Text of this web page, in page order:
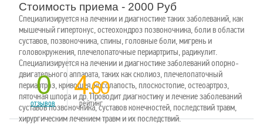
Стоимость приема - 2000 Руб
Специализируется на лечении и диагностике таких заболеваний, как
мышечный гипертонус, остеохондроз позвоночника, боли в области
суставов, позвоночника, спины, головные боли, мигрень и
головокружения, плечелопаточные периартриты, радикулит.
Специализируется на лечении и диагностике заболеваний опорно-
двигательного аппарата, таких как сколиоз, плечелопаточный
периартроз, кривошея, косолапость, плоскостопие, остеоартроз,
пяточная шпора и др. Проводит диагностику и лечение заболеваний
суставов позвоночника, суставов конечностей, последствий травм,
хирургическим лечением травм и их последствий.
0
отзывов
4.60
рейтинг